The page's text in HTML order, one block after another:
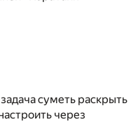
суметь раскрыть
через